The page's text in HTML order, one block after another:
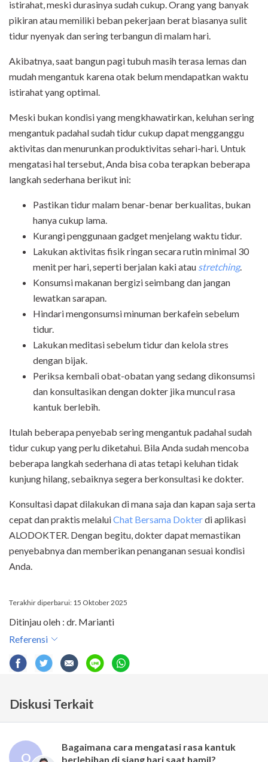
istirahat, meski durasinya sudah cukup. Orang yang banyak
pikiran atau memiliki beban pekerjaan berat biasanya sulit
tidur nyenyak dan sering terbangun di malam hari.
Akibatnya, saat bangun pagi tubuh masih terasa lemas dan
mudah mengantuk karena otak belum mendapatkan waktu
istirahat yang optimal.
Meski bukan kondisi yang mengkhawatirkan, keluhan sering
mengantuk padahal sudah tidur cukup dapat mengganggu
aktivitas dan menurunkan produktivitas sehari-hari. Untuk
mengatasi hal tersebut, Anda bisa coba terapkan beberapa
langkah sederhana berikut ini:
Pastikan tidur malam benar-benar berkualitas, bukan
hanya cukup lama.
Kurangi penggunaan gadget menjelang waktu tidur.
Lakukan aktivitas fisik ringan secara rutin minimal 30
menit per hari, seperti berjalan kaki atau stretching.
Konsumsi makanan bergizi seimbang dan jangan
lewatkan sarapan.
Hindari mengonsumsi minuman berkafein sebelum
tidur.
Lakukan meditasi sebelum tidur dan kelola stres
dengan bijak.
Periksa kembali obat-obatan yang sedang dikonsumsi
dan konsultasikan dengan dokter jika muncul rasa
kantuk berlebih.
Itulah beberapa penyebab sering mengantuk padahal sudah
tidur cukup yang perlu diketahui. Bila Anda sudah mencoba
beberapa langkah sederhana di atas tetapi keluhan tidak
kunjung hilang, sebaiknya segera berkonsultasi ke dokter.
Konsultasi dapat dilakukan di mana saja dan kapan saja serta
cepat dan praktis melaluiChat Bersama Dokterdi aplikasi
ALODOKTER. Dengan begitu, dokter dapat memastikan
penyebabnya dan memberikan penanganan sesuai kondisi
Anda.
Terakhir diperbarui: 15 Oktober 2025